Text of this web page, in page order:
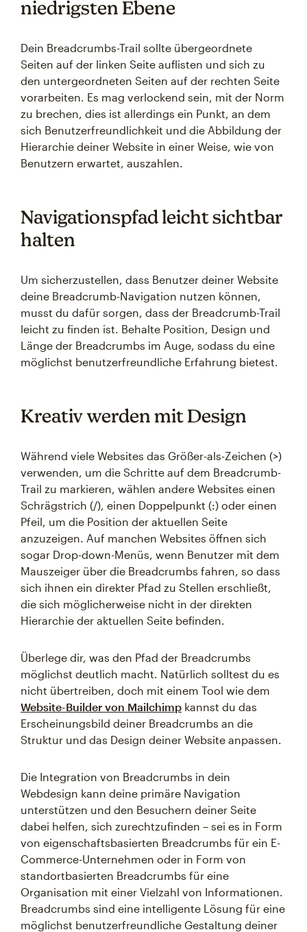
niedrigsten Ebene
Dein Breadcrumbs-Trail sollte übergeordnete
Seiten auf der linken Seite auflisten und sich zu
den untergeordneten Seiten auf der rechten Seite
vorarbeiten. Es mag verlockend sein, mit der Norm
zu brechen, dies ist allerdings ein Punkt, an dem
sich Benutzerfreundlichkeit und die Abbildung der
Hierarchie deiner Website in einer Weise, wie von
Benutzern erwartet, auszahlen.
Navigationspfad leicht sichtbar
halten
Um sicherzustellen, dass Benutzer deiner Website
deine Breadcrumb-Navigation nutzen können,
musst du dafür sorgen, dass der Breadcrumb-Trail
leicht zu finden ist. Behalte Position, Design und
Länge der Breadcrumbs im Auge, sodass du eine
möglichst benutzerfreundliche Erfahrung bietest.
Kreativ werden mit Design
Während viele Websites das Größer-als-Zeichen (>)
verwenden, um die Schritte auf dem Breadcrumb-
Trail zu markieren, wählen andere Websites einen
Schrägstrich (/), einen Doppelpunkt (:) oder einen
Pfeil, um die Position der aktuellen Seite
anzuzeigen. Auf manchen Websites öffnen sich
sogar Drop-down-Menüs, wenn Benutzer mit dem
Mauszeiger über die Breadcrumbs fahren, so dass
sich ihnen ein direkter Pfad zu Stellen erschließt,
die sich möglicherweise nicht in der direkten
Hierarchie der aktuellen Seite befinden.
Überlege dir, was den Pfad der Breadcrumbs
möglichst deutlich macht. Natürlich solltest du es
nicht übertreiben, doch mit einem Tool wie dem
Website-Builder von Mailchimp kannst du das
Erscheinungsbild deiner Breadcrumbs an die
Struktur und das Design deiner Website anpassen.
Die Integration von Breadcrumbs in dein
Webdesign kann deine primäre Navigation
unterstützen und den Besuchern deiner Seite
dabei helfen, sich zurechtzufinden – sei es in Form
von eigenschaftsbasierten Breadcrumbs für ein E-
Commerce-Unternehmen oder in Form von
standortbasierten Breadcrumbs für eine
Organisation mit einer Vielzahl von Informationen.
Breadcrumbs sind eine intelligente Lösung für eine
möglichst benutzerfreundliche Gestaltung deiner